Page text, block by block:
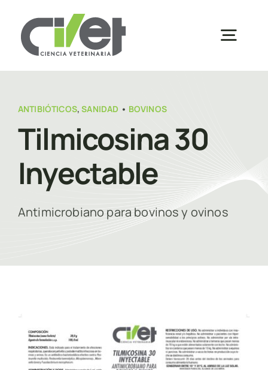
contenido
Sobre Nosotros
Productos
Inscripciones
Distribuidores
ANTIBIÓTICOS,SANIDAD • BOVINOS
Tilmicosina 30
Inyectable
Antimicrobiano para bovinos y ovinos